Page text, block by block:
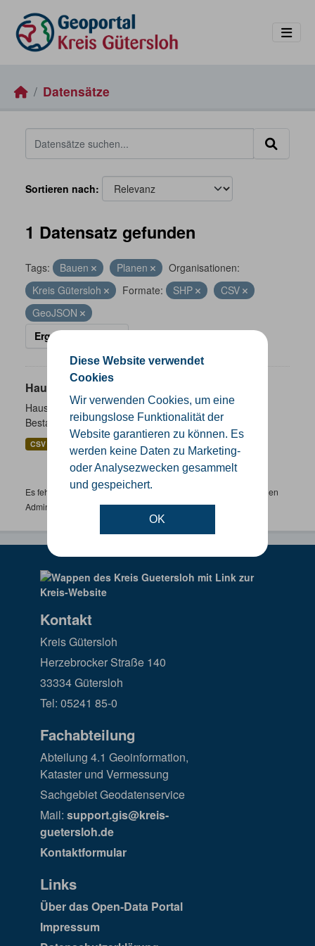
Diese Website verwendet
Cookies
Wir verwenden Cookies, um eine
reibungslose Funktionalität der
Website garantieren zu können. Es
werden keine Daten zu Marketing-
oder Analysezwecken gesammelt
und gespeichert.
OK
Datensätze
Sortieren nach
1 Datensatz gefunden
Tags: Bauen Planen
Organisationen:
Kreis Gütersloh
Formate: SHP
CSV
GeoJSON
Ergebnisse filtern
Hausnummernkoordinaten
Hausnummernkoordinaten abgeleitet aus dem ALKIS-
Bestand
CSV GeoJSON SHP
Es fehlen spezifische Datensätze? Wenden Sie sich bitte an einen
Administrator unter:support.gis@kreis-guetersloh.de
Kontakt
Kreis Gütersloh
Herzebrocker Straße 140
33334 Gütersloh
Tel: 05241 85-0
Fachabteilung
Abteilung 4.1 Geoinformation,
Kataster und Vermessung
Sachgebiet Geodatenservice
Mail: support.gis@kreis-
guetersloh.de
Kontaktformular
Links
Über das Open-Data Portal
Impressum